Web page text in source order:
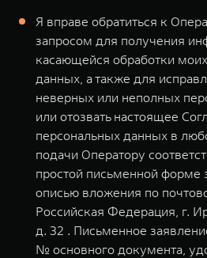
Я вправе обратиться к
запросом для получения
касающейся обработки
данных, а также для
неверных или неполных
или отозвать настоящее
персональных данных в
подачи Оператору
простой письменной форме
описью вложения по
Российская Федерация, г.
д. 32 . Письменное
№ основного документа,